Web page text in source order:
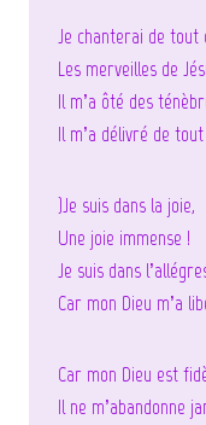
Je chanterai de
Les merveilles de
Il m’a ôté des
Il m’a délivré de
)Je suis dans la joie,
Une joie immense !
Je suis dans
Car mon Dieu m’a
Car mon Dieu est
Il ne m’abandonne